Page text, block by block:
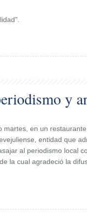
y
martes, en un
entidad que
al periodismo local
la cual agradeció la